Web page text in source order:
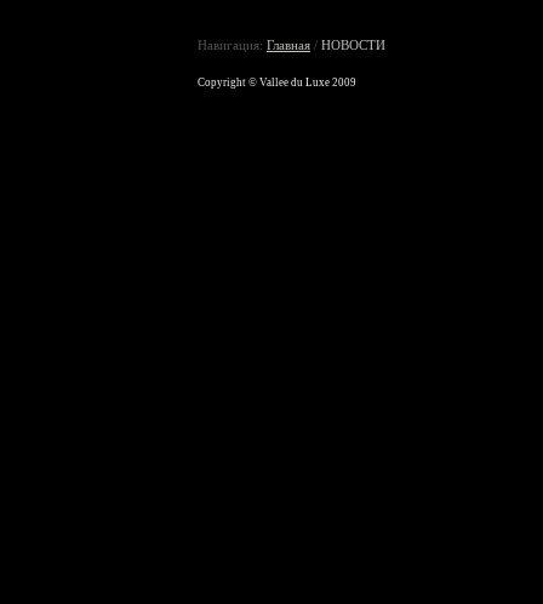
Навигация: Главная / НОВОСТИ
Copyright © Vallee du Luxe 2009